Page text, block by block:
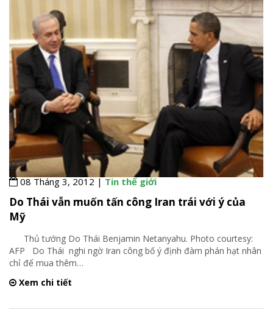
08 Tháng 3, 2012 |Tin thế giới
Do Thái vẫn muốn tấn công Iran trái với ý của
Mỹ
Thủ tướng Do Thái Benjamin Netanyahu. Photo courtesy:
AFP Do Thái nghi ngờ Iran công bố ý định đàm phán hạt nhân
chỉ để mua thêm…
Xem chi tiết